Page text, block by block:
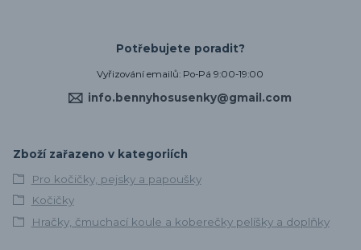
Potřebujete poradit?
Vyřizování emailů: Po-Pá 9:00-19:00
info.bennyhosusenky@gmail.com
Zboží zařazeno v kategoriích
Pro kočičky, pejsky a papoušky
Kočičky
Hračky, čmuchací koule a koberečky pelíšky a doplňky